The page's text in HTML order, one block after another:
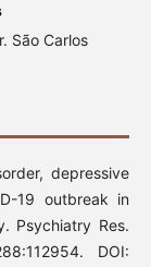
São Carlos
depressive
19 outbreak in
Psychiatry Res.
DOI: